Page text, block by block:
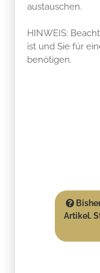
austauschen.
HINWEIS:
ist und Sie für
benötigen.
Artikel.